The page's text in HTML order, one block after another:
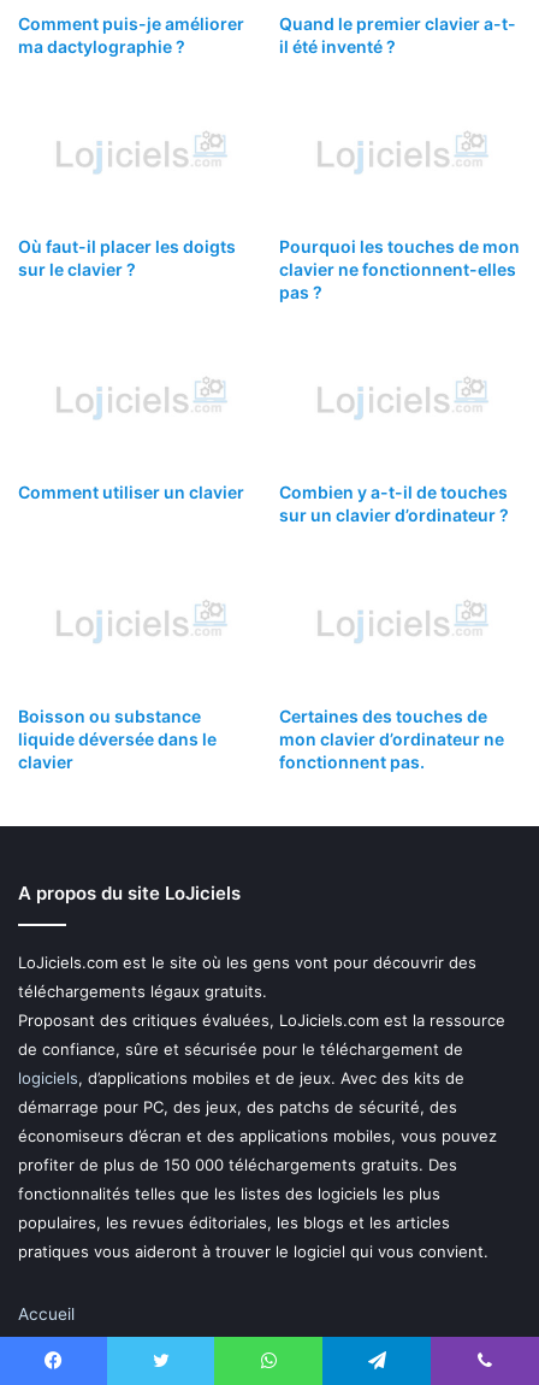
Comment puis-je améliorer
ma dactylographie ?
Quand le premier clavier a-t-
il été inventé ?
Où faut-il placer les doigts
sur le clavier ?
Pourquoi les touches de mon
clavier ne fonctionnent-elles
pas ?
Comment utiliser un clavier
Combien y a-t-il de touches
sur un clavier d’ordinateur ?
Boisson ou substance
liquide déversée dans le
clavier
Certaines des touches de
mon clavier d’ordinateur ne
fonctionnent pas.
A propos du site LoJiciels
LoJiciels.com est le site où les gens vont pour découvrir des
téléchargements légaux gratuits.
Proposant des critiques évaluées, LoJiciels.com est la ressource
de confiance, sûre et sécurisée pour le téléchargement de
logiciels, d’applications mobiles et de jeux. Avec des kits de
démarrage pour PC, des jeux, des patchs de sécurité, des
économiseurs d’écran et des applications mobiles, vous pouvez
profiter de plus de 150 000 téléchargements gratuits. Des
fonctionnalités telles que les listes des logiciels les plus
populaires, les revues éditoriales, les blogs et les articles
pratiques vous aideront à trouver le logiciel qui vous convient.
Accueil
Politique de confidentialité